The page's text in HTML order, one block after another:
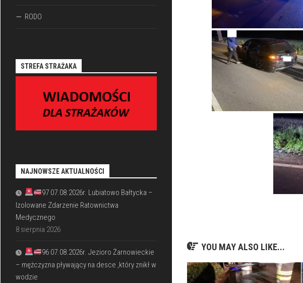
YOU MAY ALSO LIKE...
RODO
STREFA STRAŻAKA
NAJNOWSZE AKTUALNOŚCI
97 07.08.2026r. Lubiatowo Bałtycka –
Izolowane Zdarzenie Ratownictwa
Medycznego
8 sierpnia 2026
96 07.08.2026r. Jezioro Żarnowieckie
– mężczyzna pływający na desce ,który znikł w
wodzie